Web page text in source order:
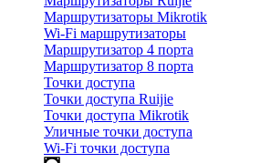
Маршрутизаторы Mikrotik
Wi-Fi маршрутизаторы
Маршрутизатор 4 порта
Маршрутизатор 8 порта
Точки доступа
Точки доступа Ruijie
Точки доступа Mikrotik
Уличные точки доступа
Wi-Fi точки доступа